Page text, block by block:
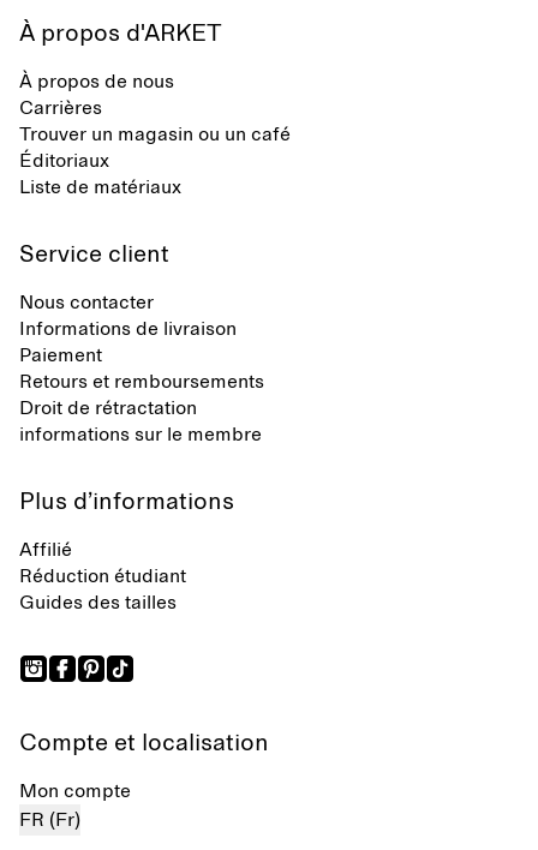
À propos d'ARKET
À propos de nous
Carrières
Trouver un magasin ou un café
Éditoriaux
Liste de matériaux
Service client
Nous contacter
Informations de livraison
Paiement
Retours et remboursements
Droit de rétractation
informations sur le membre
Plus d’informations
Affilié
Réduction étudiant
Guides des tailles
Compte et localisation
Mon compte
FR (Fr)